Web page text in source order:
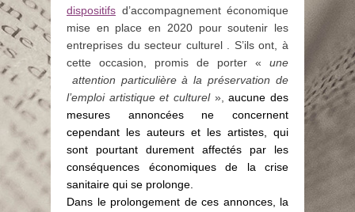
dispositifs d’accompagnement économique
mise en place en 2020 pour soutenir les
entreprises du secteur culturel . S’ils ont, à
cette occasion, promis de porter « une
attention particulière à la préservation de
l’emploi artistique et culturel»,aucune des
mesures annoncées ne concernent
cependant les auteurs et les artistes, qui
sont pourtant durement affectés par les
conséquences économiques de la crise
sanitaire qui se prolonge.
Dans le prolongement de ces annonces, la